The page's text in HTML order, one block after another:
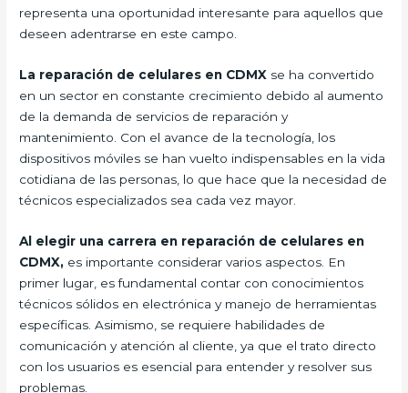
representa una oportunidad interesante para aquellos que
deseen adentrarse en este campo.
La reparación de celulares en CDMX se ha convertido
en un sector en constante crecimiento debido al aumento
de la demanda de servicios de reparación y
mantenimiento. Con el avance de la tecnología, los
dispositivos móviles se han vuelto indispensables en la vida
cotidiana de las personas, lo que hace que la necesidad de
técnicos especializados sea cada vez mayor.
Al elegir una carrera en reparación de celulares en
CDMX, es importante considerar varios aspectos. En
primer lugar, es fundamental contar con conocimientos
técnicos sólidos en electrónica y manejo de herramientas
específicas. Asimismo, se requiere habilidades de
comunicación y atención al cliente, ya que el trato directo
con los usuarios es esencial para entender y resolver sus
problemas.